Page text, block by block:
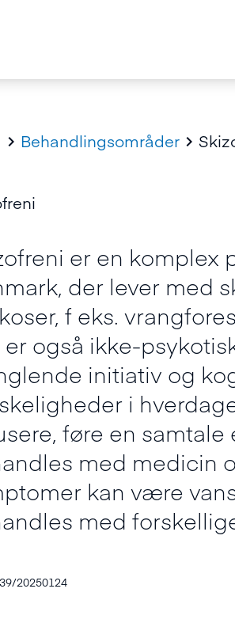
 Behandlingsområder 
er en komplex
der lever med
f eks.
er også ikke-
initiativ og
i
føre en samtale
med medicin
kan være
med
20250124